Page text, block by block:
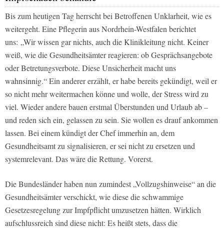
Bis zum heutigen Tag herrscht bei Betroffenen Unklarheit, wie es
weitergeht. Eine Pflegerin aus Nordrhein-Westfalen berichtet
uns: „Wir wissen gar nichts, auch die Klinikleitung nicht. Keiner
weiß, wie die Gesundheitsämter reagieren: ob Gesprächsangebote
oder Betretungsverbote. Diese Unsicherheit macht uns
wahnsinnig.“ Ein anderer erzählt, er habe bereits gekündigt, weil er
so nicht mehr weitermachen könne und wolle, der Stress wird zu
viel. Wieder andere bauen erstmal Überstunden und Urlaub ab –
und reden sich ein, gelassen zu sein. Sie wollen es drauf ankommen
lassen. Bei einem kündigt der Chef immerhin an, dem
Gesundheitsamt zu signalisieren, er sei nicht zu ersetzen und
systemrelevant. Das wäre die Rettung. Vorerst.
Die Bundesländer haben nun zumindest „Vollzugshinweise“ an die
Gesundheitsämter verschickt, wie diese die schwammige
Gesetzesregelung zur Impfpflicht umzusetzen hätten. Wirklich
aufschlussreich sind diese nicht: Es heißt stets, dass die